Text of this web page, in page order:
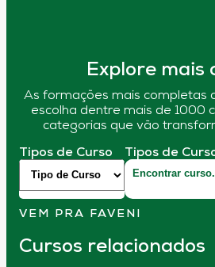
Explore mais
As formações mais completas
escolha dentre mais de 1000
categorias que vão
Tipos de Curso Tipos de
VEM PRA FAVENI
Cursos relacionados